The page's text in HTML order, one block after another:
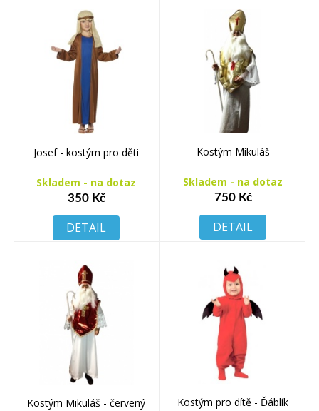
Josef - kostým pro děti
Skladem - na dotaz
350 Kč
DETAIL
Kostým Mikuláš
Skladem - na dotaz
750 Kč
DETAIL
Kostým Mikuláš - červený Kostým pro dítě - Ďáblík